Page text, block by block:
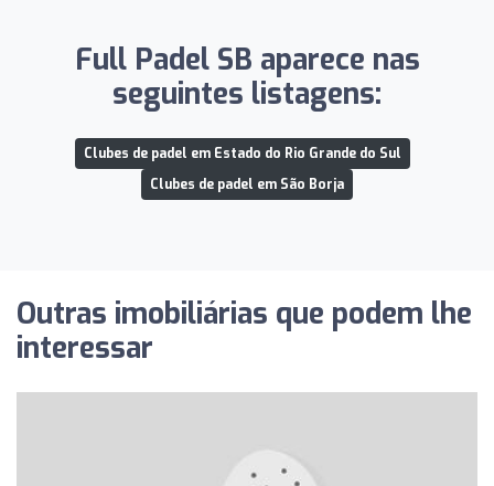
Full Padel SB aparece nas
seguintes listagens:
Clubes de padel em Estado do Rio Grande do Sul
Clubes de padel em São Borja
Outras imobiliárias que podem lhe
interessar